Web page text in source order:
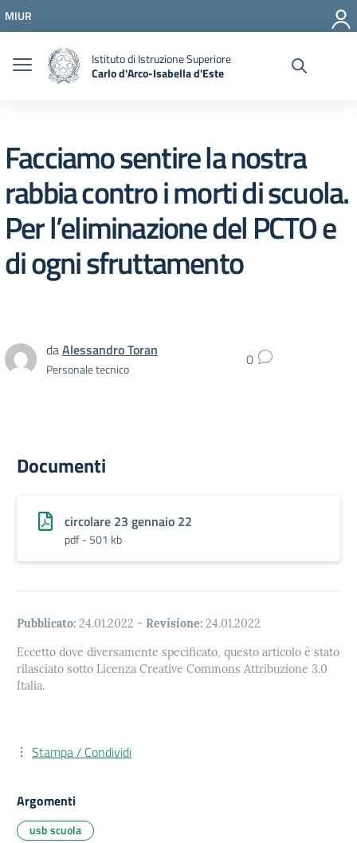
Vai al menu di navigazione
Vai al footer
MIUR
Istituto di Istruzione Superiore
Carlo d'Arco-Isabella d'Este
Facciamo sentire la nostra
rabbia contro i morti di scuola.
Per l’eliminazione del PCTO e
di ogni sfruttamento
daAlessandro Toran
Personale tecnico 0
Documenti
circolare 23 gennaio 22
pdf - 501 kb
Pubblicato: 24.01.2022 - Revisione: 24.01.2022
Eccetto dove diversamente specificato, questo articolo è stato
rilasciato sotto Licenza Creative Commons Attribuzione 3.0
Italia.
Stampa / Condividi
Argomenti
usb scuola